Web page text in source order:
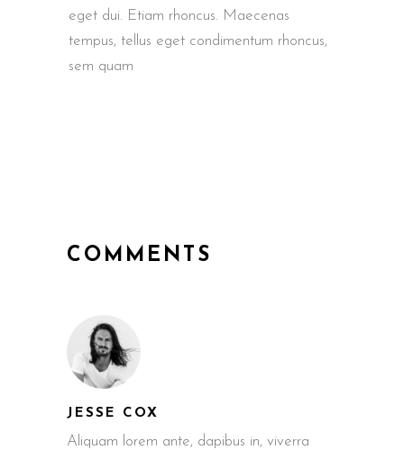
eget dui. Etiam rhoncus. Maecenas
tempus, tellus eget condimentum rhoncus,
sem quam
COMMENTS
JESSE COX
Aliquam lorem ante, dapibus in, viverra